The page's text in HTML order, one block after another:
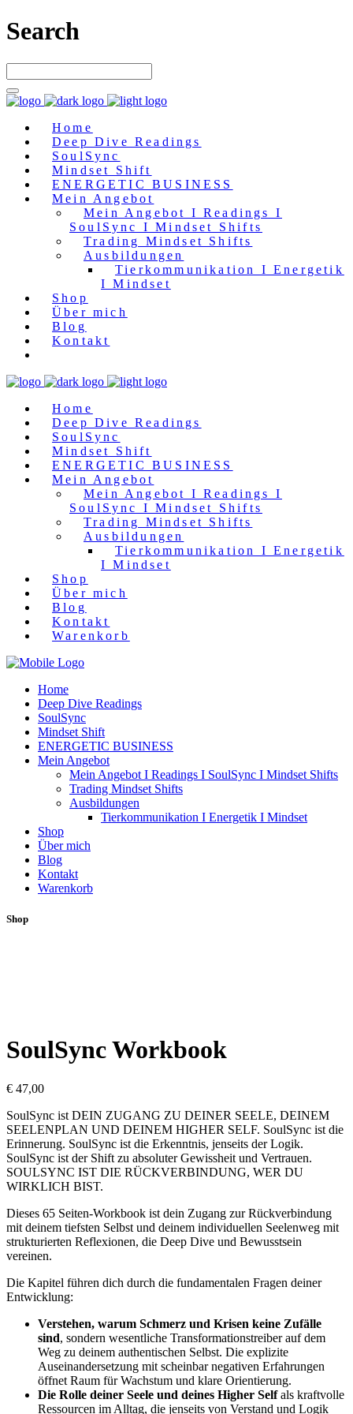
Search
Home
Deep Dive Readings
SoulSync
Mindset Shift
ENERGETIC BUSINESS
Mein Angebot
Mein Angebot I Readings I
SoulSync I Mindset Shifts
Trading Mindset Shifts
Ausbildungen
Tierkommunikation I Energetik
I Mindset
Shop
Über mich
Blog
Kontakt
Home
Deep Dive Readings
SoulSync
Mindset Shift
ENERGETIC BUSINESS
Mein Angebot
Mein Angebot I Readings I
SoulSync I Mindset Shifts
Trading Mindset Shifts
Ausbildungen
Tierkommunikation I Energetik
I Mindset
Shop
Über mich
Blog
Kontakt
Warenkorb
Home
Deep Dive Readings
SoulSync
Mindset Shift
ENERGETIC BUSINESS
Mein Angebot
Mein Angebot I Readings I SoulSync I Mindset Shifts
Trading Mindset Shifts
Ausbildungen
Tierkommunikation I Energetik I Mindset
Shop
Über mich
Blog
Kontakt
Warenkorb
Shop
SoulSync Workbook
€ 47,00
SoulSync ist DEIN ZUGANG ZU DEINER SEELE, DEINEM
SEELENPLAN UND DEINEM HIGHER SELF. SoulSync ist die
Erinnerung. SoulSync ist die Erkenntnis, jenseits der Logik.
SoulSync ist der Shift zu absoluter Gewissheit und Vertrauen.
SOULSYNC IST DIE RÜCKVERBINDUNG, WER DU
WIRKLICH BIST.
Dieses 65 Seiten-Workbook ist dein Zugang zur Rückverbindung
mit deinem tiefsten Selbst und deinem individuellen Seelenweg mit
strukturierten Reflexionen, die Deep Dive und Bewusstsein
vereinen.
Die Kapitel führen dich durch die fundamentalen Fragen deiner
Entwicklung:
Verstehen, warum Schmerz und Krisen keine Zufälle
sind, sondern wesentliche Transformationstreiber auf dem
Weg zu deinem authentischen Selbst. Die explizite
Auseinandersetzung mit scheinbar negativen Erfahrungen
öffnet Raum für Wachstum und klare Orientierung.
Die Rolle deiner Seele und deines Higher Selfals kraftvolle
Ressourcen im Alltag, die jenseits von Verstand und Logik